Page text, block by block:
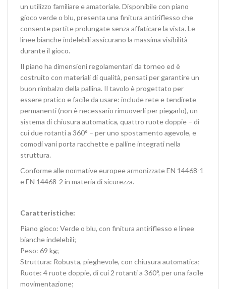
un utilizzo familiare e amatoriale. Disponibile con piano
gioco verde o blu, presenta una finitura antiriflesso che
consente partite prolungate senza affaticare la vista. Le
linee bianche indelebili assicurano la massima visibilità
durante il gioco.
Il piano ha dimensioni regolamentari da torneo ed è
costruito con materiali di qualità, pensati per garantire un
buon rimbalzo della pallina. Il tavolo è progettato per
essere pratico e facile da usare: include rete e tendirete
permanenti (non è necessario rimuoverli per piegarlo), un
sistema di chiusura automatica, quattro ruote doppie – di
cui due rotanti a 360° – per uno spostamento agevole, e
comodi vani porta racchette e palline integrati nella
struttura.
Conforme alle normative europee armonizzate EN 14468-1
e EN 14468-2 in materia di sicurezza.
Caratteristiche:
Piano gioco: Verde o blu, con finitura antiriflesso e linee
bianche indelebili;
Peso: 69 kg;
Struttura: Robusta, pieghevole, con chiusura automatica;
Ruote: 4 ruote doppie, di cui 2 rotanti a 360°, per una facile
movimentazione;